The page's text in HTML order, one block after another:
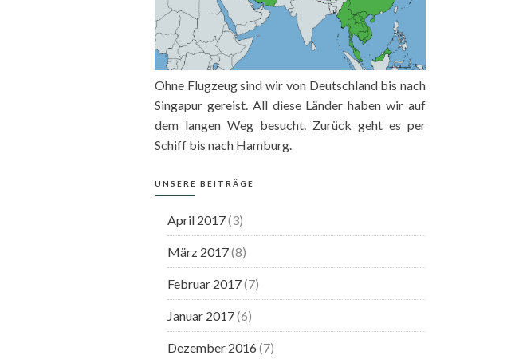
Ohne Flugzeug sind wir von Deutschland bis nach
Singapur gereist. All diese Länder haben wir auf
dem langen Weg besucht. Zurück geht es per
Schiff bis nach Hamburg.
UNSERE BEITRÄGE
April 2017(3)
März 2017(8)
Februar 2017(7)
Januar 2017(6)
Dezember 2016 (7)